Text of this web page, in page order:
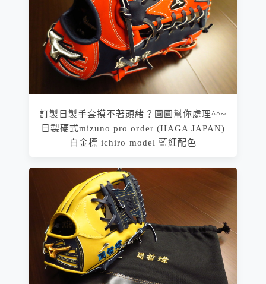
訂製日製手套摸不著頭緒？圓圓幫你處理^^~
日製硬式mizuno pro order (HAGA JAPAN)
白金標 ichiro model 藍紅配色